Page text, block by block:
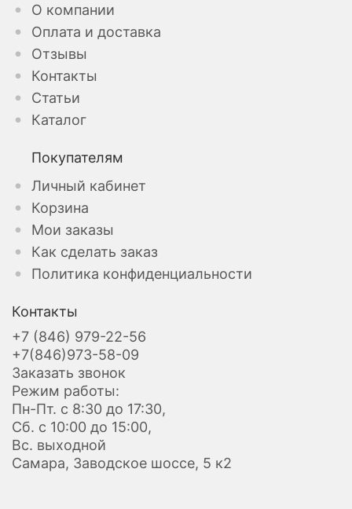
О компании
Оплата и доставка
Отзывы
Контакты
Статьи
Каталог
Покупателям
Личный кабинет
Корзина
Мои заказы
Как сделать заказ
Политика конфиденциальности
Контакты
+7 (846) 979-22-56
+7(846)973-58-09
Заказать звонок
Режим работы:
Пн-Пт. с 8:30 до 17:30,
Сб. с 10:00 до 15:00,
Вс. выходной
Самара, Заводское шоссе, 5 к2